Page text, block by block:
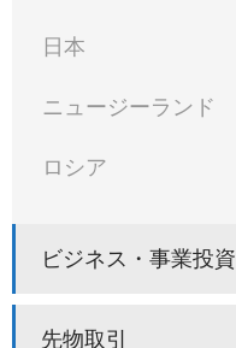
日本
ニュージーランド
ロシア
ビジネス・事業投資
先物取引